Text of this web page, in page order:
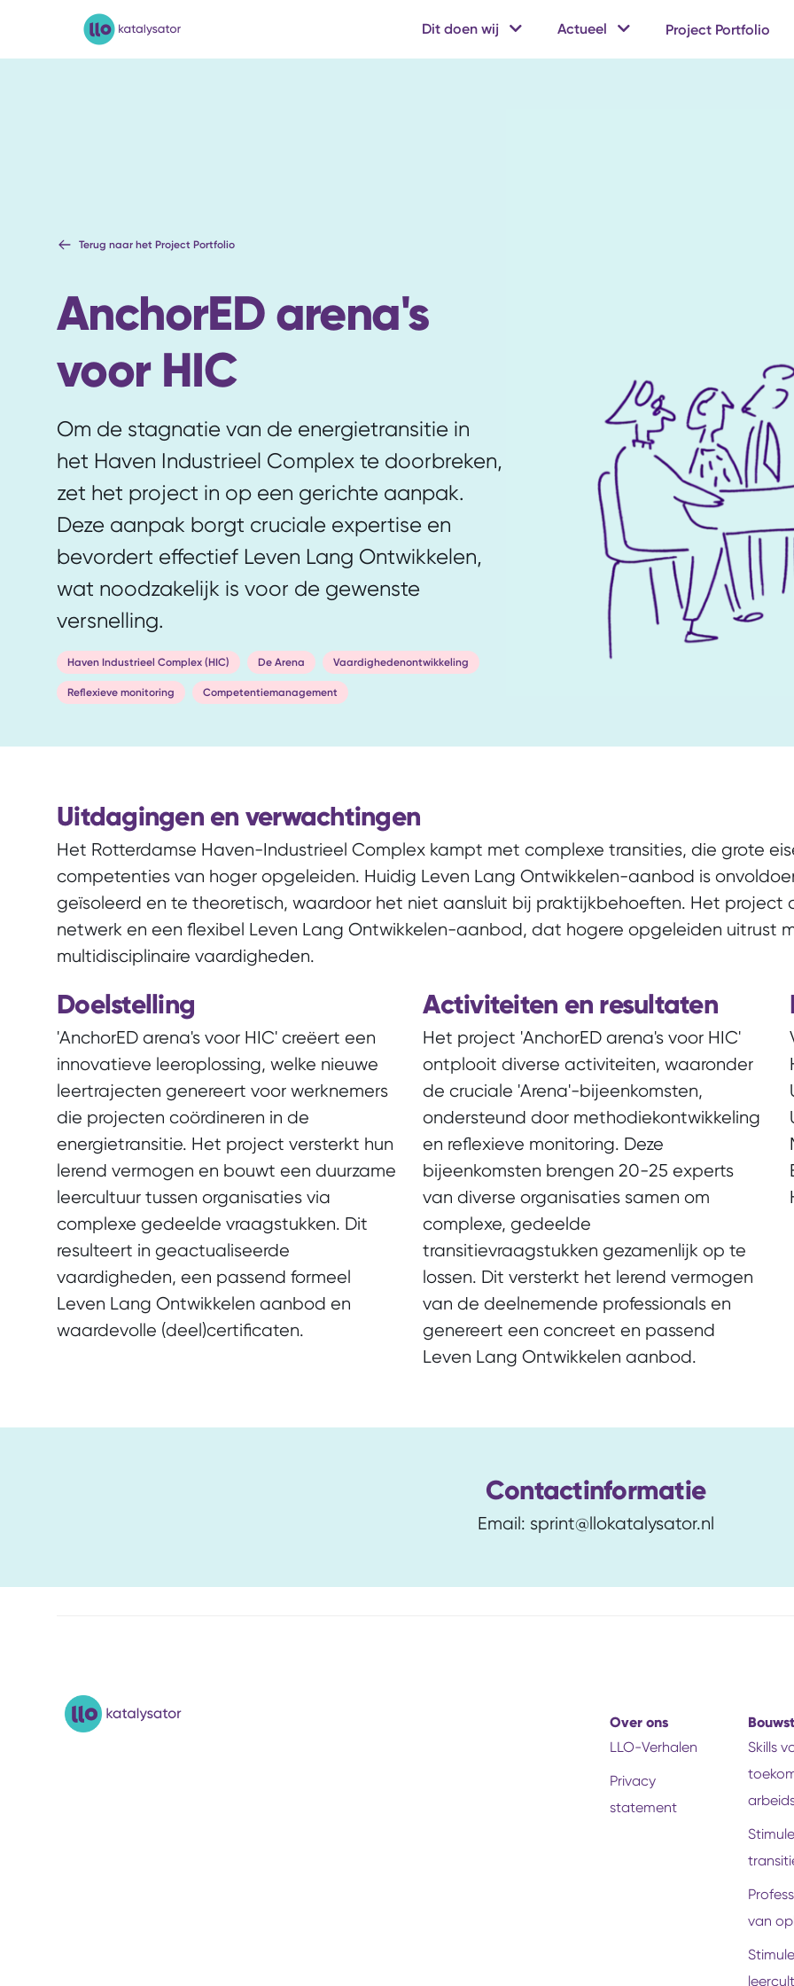
LLO-Katalysator Dit doen wij Actueel Project Portfolio
Terug naar het Project Portfolio
AnchorED arena's
voor HIC
Om de stagnatie van de energietransitie in
het Haven Industrieel Complex te doorbreken,
zet het project in op een gerichte aanpak.
Deze aanpak borgt cruciale expertise en
bevordert effectief Leven Lang Ontwikkelen,
wat noodzakelijk is voor de gewenste
versnelling.
Haven Industrieel Complex (HIC) De Arena Vaardighedenontwikkeling
Reflexieve monitoring Competentiemanagement
Uitdagingen en verwachtingen
Het Rotterdamse Haven-Industrieel Complex kampt met complexe transities, die grote
competenties van hoger opgeleiden. Huidig Leven Lang Ontwikkelen-aanbod is
geïsoleerd en te theoretisch, waardoor het niet aansluit bij praktijkbehoeften. Het project
netwerk en een flexibel Leven Lang Ontwikkelen-aanbod, dat hogere opgeleiden uitrust
multidisciplinaire vaardigheden.
Doelstelling
'AnchorED arena's voor HIC' creëert een
innovatieve leeroplossing, welke nieuwe
leertrajecten genereert voor werknemers
die projecten coördineren in de
energietransitie. Het project versterkt hun
lerend vermogen en bouwt een duurzame
leercultuur tussen organisaties via
complexe gedeelde vraagstukken. Dit
resulteert in geactualiseerde
vaardigheden, een passend formeel
Leven Lang Ontwikkelen aanbod en
waardevolle (deel)certificaten.
Activiteiten en resultaten
Het project 'AnchorED arena's voor HIC'
ontplooit diverse activiteiten, waaronder
de cruciale 'Arena'-bijeenkomsten,
ondersteund door methodiekontwikkeling
en reflexieve monitoring. Deze
bijeenkomsten brengen 20-25 experts
van diverse organisaties samen om
complexe, gedeelde
transitievraagstukken gezamenlijk op te
lossen. Dit versterkt het lerend vermogen
van de deelnemende professionals en
genereert een concreet en passend
Leven Lang Ontwikkelen aanbod.
Contactinformatie
Email: sprint@llokatalysator.nl
Over ons
LLO-Verhalen
Privacy
statement
Skills
van